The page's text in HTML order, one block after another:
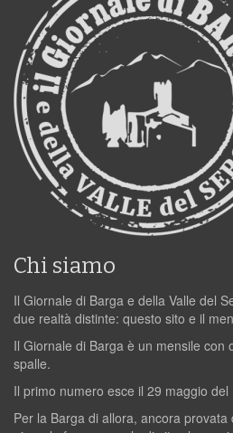
Chi siamo
Il Giornale di Barga e della Valle del
due realtà distinte: questo sito e il
Il Giornale di Barga è un mensile con
spalle.
Il primo numero esce il 29 maggio del
Per la Barga di allora, ancora provata